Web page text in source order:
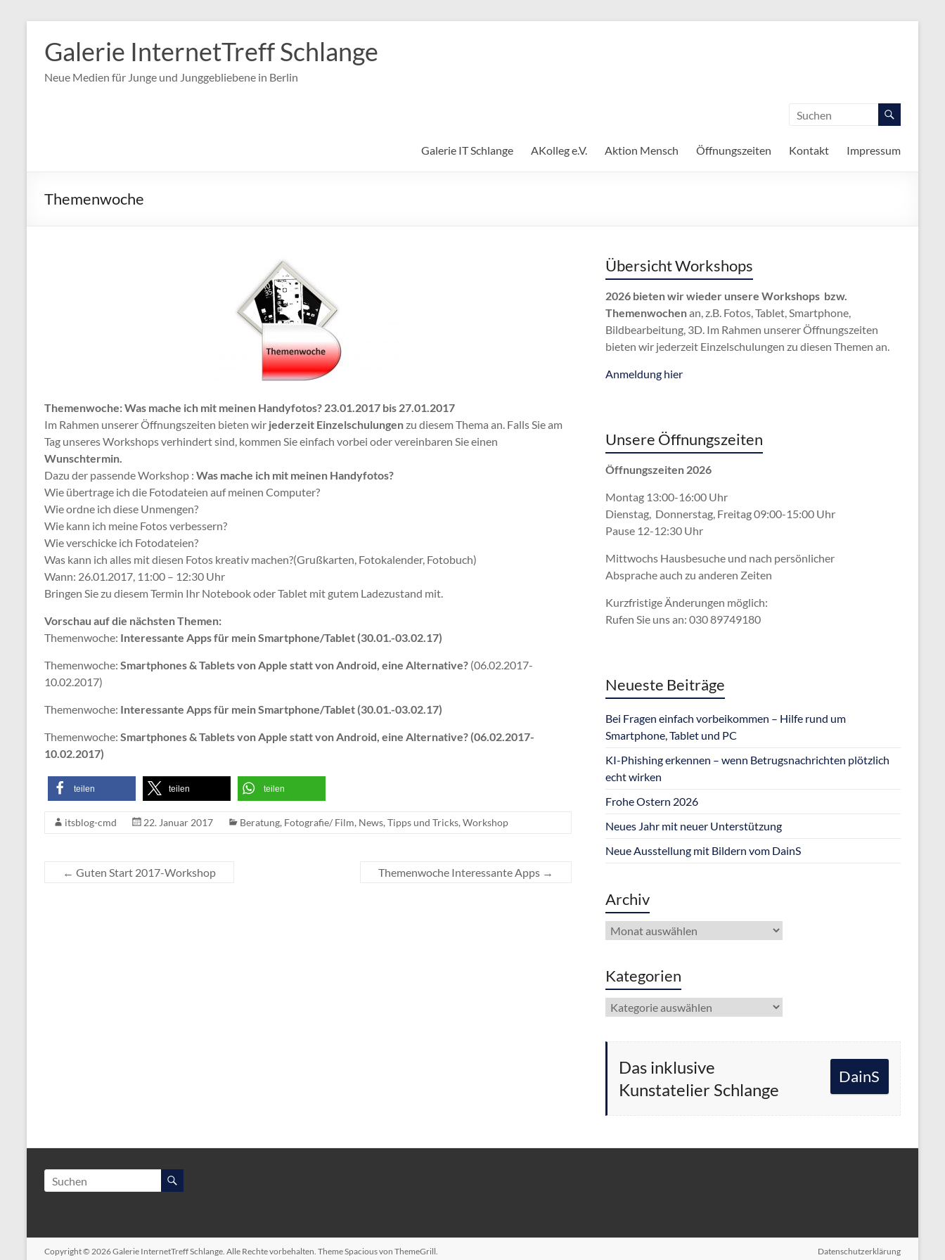
Inhalt
springen
Galerie InternetTreff Schlange
Neue Medien für Junge und Junggebliebene in Berlin
Galerie IT Schlange AKolleg e.V. Aktion Mensch Öffnungszeiten Kontakt Impressum
Themenwoche
Themenwoche: Was mache ich mit meinen Handyfotos? 23.01.2017 bis 27.01.2017
Im Rahmen unserer Öffnungszeiten bieten wir jederzeit Einzelschulungenzu diesem Thema an. Falls Sie am
Tag unseres Workshops verhindert sind, kommen Sie einfach vorbei oder vereinbaren Sie einen
Wunschtermin.
Dazu der passende Workshop : Was mache ich mit meinen Handyfotos?
Wie übertrage ich die Fotodateien auf meinen Computer?
Wie ordne ich diese Unmengen?
Wie kann ich meine Fotos verbessern?
Wie verschicke ich Fotodateien?
Was kann ich alles mit diesen Fotos kreativ machen?(Grußkarten, Fotokalender, Fotobuch)
Wann: 26.01.2017, 11:00 – 12:30 Uhr
Bringen Sie zu diesem Termin Ihr Notebook oder Tablet mit gutem Ladezustand mit.
Vorschau auf die nächsten Themen:
Themenwoche: Interessante Apps für mein Smartphone/Tablet (30.01.-03.02.17)
Themenwoche: Smartphones & Tablets von Apple statt von Android, eine Alternative? (06.02.2017-
10.02.2017)
Themenwoche: Interessante Apps für mein Smartphone/Tablet (30.01.-03.02.17)
Themenwoche: Smartphones & Tablets von Apple statt von Android, eine Alternative? (06.02.2017-
10.02.2017)
teilen teilen teilen
itsblog-cmd 22. Januar 2017 Beratung, Fotografie/ Film, News, Tipps und Tricks, Workshop
← Guten Start 2017-Workshop Themenwoche Interessante Apps →
Übersicht Workshops
2026 bieten wir wieder unsere Workshops bzw.
Themenwochenan, z.B. Fotos, Tablet, Smartphone,
Bildbearbeitung, 3D. Im Rahmen unserer Öffnungszeiten
bieten wir jederzeit Einzelschulungen zu diesen Themen an.
Anmeldung hier
Unsere Öffnungszeiten
Öffnungszeiten 2026
Montag 13:00-16:00 Uhr
Dienstag, Donnerstag, Freitag 09:00-15:00 Uhr
Pause 12-12:30 Uhr
Mittwochs Hausbesuche und nach persönlicher
Abspracheauch zu anderen Zeiten
Kurzfristige Änderungen möglich:
Rufen Sie uns an: 030 89749180
Neueste Beiträge
Bei Fragen einfach vorbeikommen – Hilfe rund um
Smartphone, Tablet und PC
KI-Phishing erkennen – wenn Betrugsnachrichten plötzlich
echt wirken
Frohe Ostern 2026
Neues Jahr mit neuer Unterstützung
Neue Ausstellung mit Bildern vom DainS
Archiv
Archiv
Kategorien
Kategorien
Das inklusive
Kunstatelier Schlange
DainS
Copyright © 2026Galerie InternetTreff Schlange. Alle Rechte vorbehalten. ThemeSpaciousvon ThemeGrill.
Datenschutzerklärung